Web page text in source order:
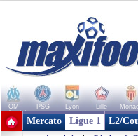
OM PSG Lyon Lille
+ de clubs
Mercato Ligue 1 L2/